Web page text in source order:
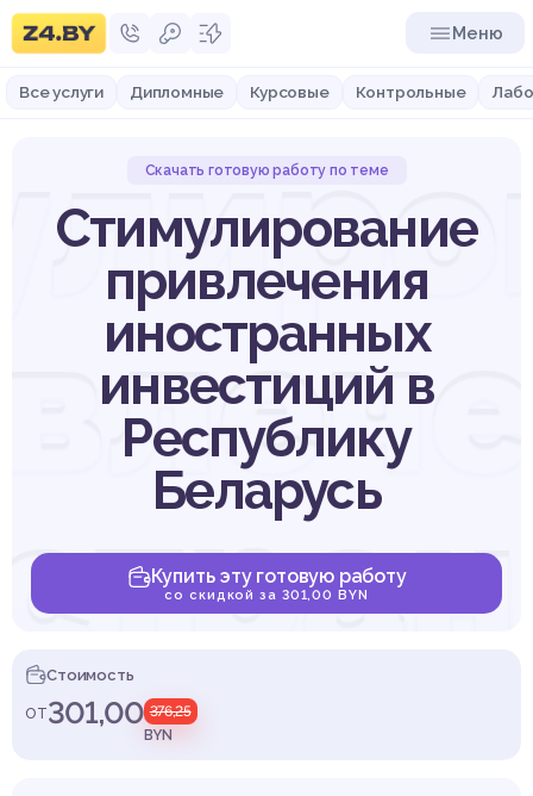
Меню
Все услуги Дипломные Курсовые Контрольные
Скачать готовую работу по теме
Стимулирование
привлечения
иностранных
инвестиций в
Республику
Беларусь
Купить эту готовую работу
со скидкой за 301,00 BYN
Стоимость
от301,00 376,25
BYN